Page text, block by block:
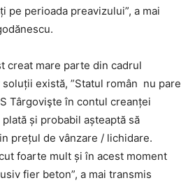
pe perioada preavizului”, a mai
creat mare parte din cadrul
există, ”Statul român nu pare
Târgovişte în contul creanței
și probabil așteaptă să
prețul de vânzare / lichidare.
foarte mult și în acest moment
fier beton”, a mai transmis